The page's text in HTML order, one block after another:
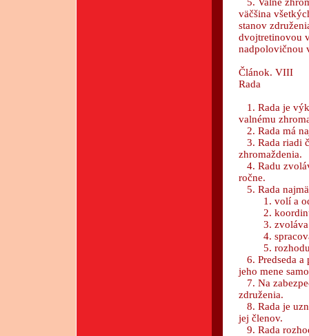
väčšina
stanov
dvojtretinovou
nadpolovičnou
Článok. VIII
Rada
1. Rada je
valnému
2. Rada má
3. Rada riadi
zhromaždenia.
4. Radu
ročne.
5. Rada
1. volí a
2.
3. zvoláva
4.
5. rozhoduje
6. Predseda a
jeho mene
7. Na
združenia.
8. Rada je
jej členov.
9. Rada